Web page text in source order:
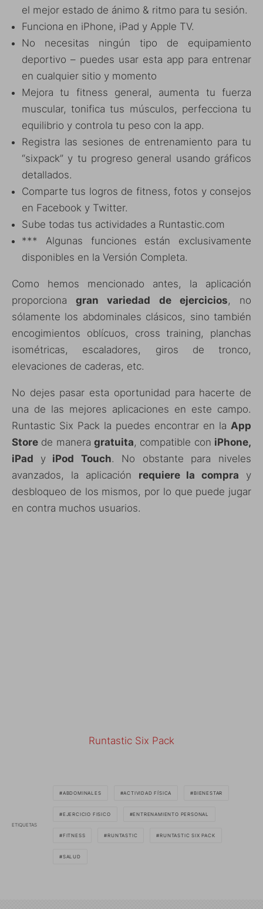
el mejor estado de ánimo & ritmo para tu sesión.
Funciona en iPhone, iPad y Apple TV.
No necesitas ningún tipo de equipamiento
deportivo – puedes usar esta app para entrenar
en cualquier sitio y momento
Mejora tu fitness general, aumenta tu fuerza
muscular, tonifica tus músculos, perfecciona tu
equilibrio y controla tu peso con la app.
Registra las sesiones de entrenamiento para tu
“sixpack” y tu progreso general usando gráficos
detallados.
Comparte tus logros de fitness, fotos y consejos
en Facebook y Twitter.
Sube todas tus actividades a Runtastic.com
*** Algunas funciones están exclusivamente
disponibles en la Versión Completa.
Como hemos mencionado antes, la aplicación
proporcionagran variedad de ejercicios, no
sólamente los abdominales clásicos, sino también
encogimientos oblícuos, cross training, planchas
isométricas, escaladores, giros de tronco,
elevaciones de caderas, etc.
No dejes pasar esta oportunidad para hacerte de
una de las mejores aplicaciones en este campo.
Runtastic Six Pack la puedes encontrar en la App
Store de manera gratuita, compatible con iPhone,
iPad yiPod Touch. No obstante para niveles
avanzados, la aplicación requiere la compra y
desbloqueo de los mismos, por lo que puede jugar
en contra muchos usuarios.
Runtastic Six Pack
ETIQUETAS
ABDOMINALES ACTIVIDAD FÍSICA BIENESTAR
EJERCICIO FISICO ENTRENAMIENTO PERSONAL
FITNESS RUNTASTIC RUNTASTIC SIX PACK
SALUD